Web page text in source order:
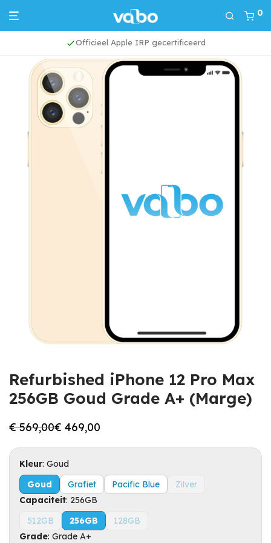
0
Officieel Apple IRP gecertificeerd
iPhone 12 Pro Max / Refurbished iPhone 12 Pro Max 256GB Goud Grade A+ (Marge)
Refurbished iPhone 12 Pro Max
256GB Goud Grade A+ (Marge)
€569,00
Oorspronkelijke
was:
€ 569,00.
€ 469,00
Huidige
is:
€ 469,00.
Kleur: Goud
Goud
Grafiet Pacific Blue
Zilver
Capaciteit: 256GB
512GB
256GB
128GB
Grade: Grade A+